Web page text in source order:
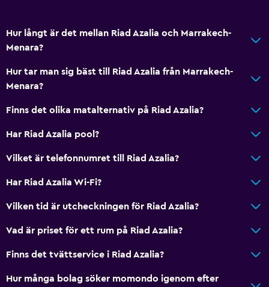
Hur långt är det mellan Riad Azalia och Marrakech-
Menara?
Hur tar man sig bäst till Riad Azalia från Marrakech-
Menara?
Finns det olika matalternativ på Riad Azalia?
Har Riad Azalia pool?
Vilket är telefonnumret till Riad Azalia?
Har Riad Azalia Wi-Fi?
Vilken tid är utcheckningen för Riad Azalia?
Vad är priset för ett rum på Riad Azalia?
Finns det tvättservice i Riad Azalia?
Hur många bolag söker momondo igenom efter